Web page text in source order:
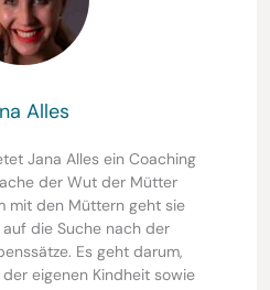
Alles
Jana Alles ein Coaching
der Wut der Mütter
mit den Müttern geht sie
die Suche nach der
Es geht darum,
eigenen Kindheit sowie